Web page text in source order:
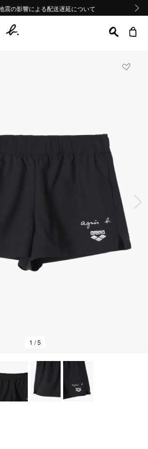
震の影響による配送遅延について
Sale 2buy10%OFF!!
震の影響による配送遅延について
Sale 2buy10%OFF!!
1 / 5